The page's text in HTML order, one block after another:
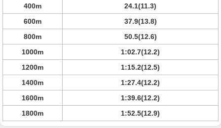
400m
24.1(11.3)
600m
37.9(13.8)
800m
50.5(12.6)
1000m
1:02.7(12.2)
1200m
1:15.2(12.5)
1400m
1:27.4(12.2)
1600m
1:39.6(12.2)
1800m
1:52.5(12.9)